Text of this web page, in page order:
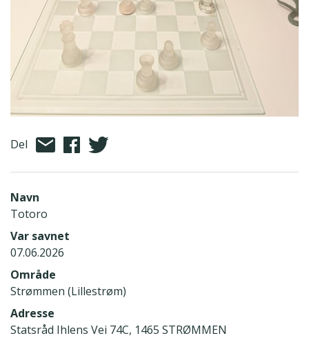
Del
Navn
Totoro
Var savnet
07.06.2026
Område
Strømmen (Lillestrøm)
Adresse
Statsråd Ihlens Vei 74C, 1465 STRØMMEN